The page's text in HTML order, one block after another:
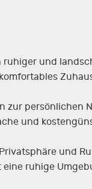
ruhiger und
persönlichen
und
und
ruhige